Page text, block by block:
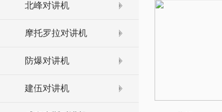
北峰对讲机
摩托罗拉对讲机
防爆对讲机
建伍对讲机